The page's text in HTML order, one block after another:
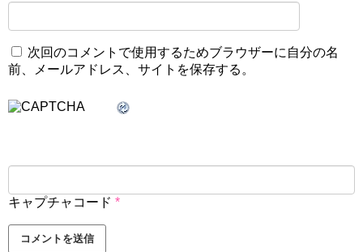
次回のコメントで使用するためブラウザーに自分の名
前、メールアドレス、サイトを保存する。
キャプチャコード *